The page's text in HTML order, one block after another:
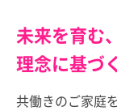
未来を育む
理念に基づ
共働きのご家庭